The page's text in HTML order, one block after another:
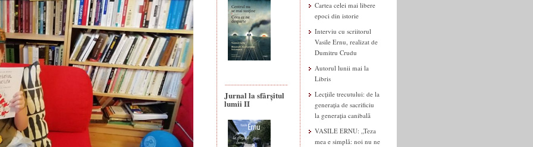
Jurnal la sfârșitul
lumii II
Cartea celei mai libere
epoci din istorie
Interviu cu scriitorul
Vasile Ernu, realizat de
Dumitru Crudu
Autorul lunii mai la
Libris
Lecțiile trecutului: de la
generația de sacrificiu
la generația canibală
VASILE ERNU: „Teza
mea e simplă: noi nu ne